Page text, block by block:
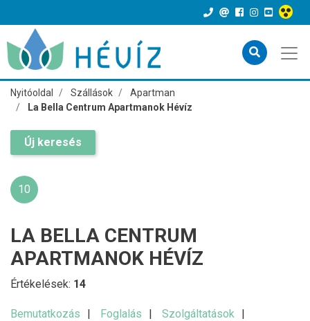
Nyitóoldal Szállások
Apartman
La Bella Centrum Apartmanok Hévíz
Új keresés
10
LA BELLA CENTRUM
APARTMANOK HÉVÍZ
Értékelések: 14
Bemutatkozás Foglalás
Szolgáltatások